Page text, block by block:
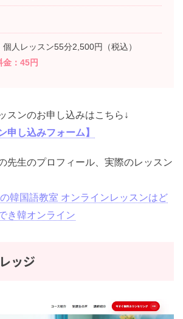
人レッスン55分2,500円（税込）
金：45円
スンのお申し込みはこちら↓
申し込みフォーム】
先生のプロフィール、実際のレッスン
韓国語教室 オンラインレッスンはど
き韓オンライン
ッジ